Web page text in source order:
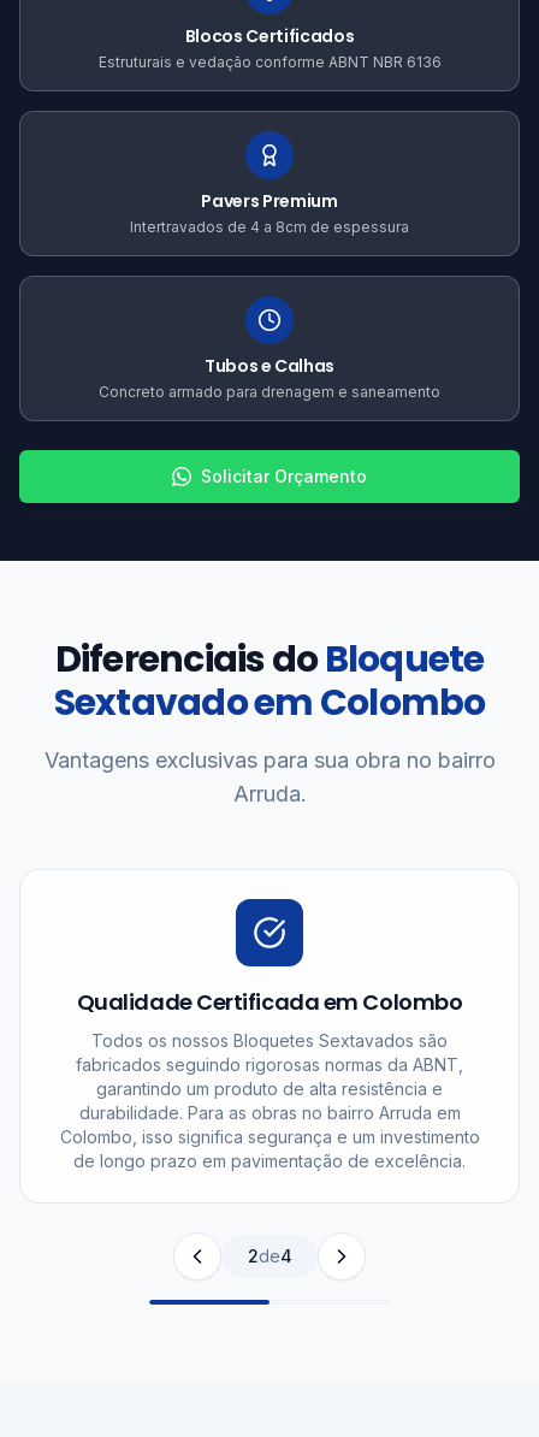
Blocos Certificados
Estruturais e vedação conforme ABNT NBR 6136
Pavers Premium
Intertravados de 4 a 8cm de espessura
Tubos e Calhas
Concreto armado para drenagem e saneamento
Solicitar Orçamento
Diferenciais doBloquete
Sextavado em Colombo
Vantagens exclusivas para sua obra no bairro
Arruda.
Qualidade Certificada em Colombo
Todos os nossos Bloquetes Sextavados são
fabricados seguindo rigorosas normas da ABNT,
garantindo um produto de alta resistência e
durabilidade. Para as obras no bairro Arruda em
Colombo, isso significa segurança e um investimento
de longo prazo em pavimentação de excelência.
2de4